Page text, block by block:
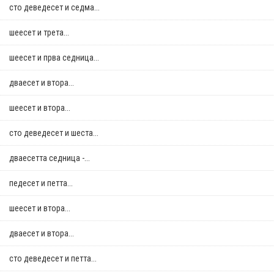
сто деведесет и седма...
шеесет и трета...
шеесет и прва седница...
дваесет и втора...
шеесет и втора...
сто деведесет и шеста...
дваесетта седница -...
педесет и петта...
шеесет и втора...
дваесет и втора...
сто деведесет и петта...